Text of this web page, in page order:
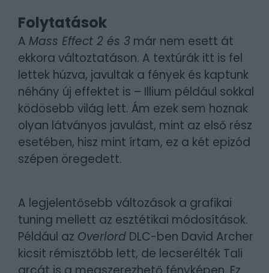
Folytatások
A Mass Effect 2 és 3 már nem esett át
ekkora változtatáson. A textúrák itt is fel
lettek húzva, javultak a fények és kaptunk
néhány új effektet is – Illium például sokkal
ködösebb világ lett. Ám ezek sem hoznak
olyan látványos javulást, mint az első rész
esetében, hisz mint írtam, ez a két epizód
szépen öregedett.
A legjelentősebb változások a grafikai
tuning mellett az esztétikai módosítások.
Például az Overlord DLC-ben David Archer
kicsit rémisztőbb lett, de lecserélték Tali